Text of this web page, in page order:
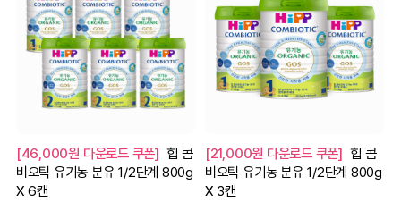
[46,000원 다운로드 쿠폰] 힙 콤
비오틱 유기농 분유 1/2단계 800g
X 6캔
[21,000원 다운로드 쿠폰] 힙 콤
비오틱 유기농 분유 1/2단계 800g
X 3캔